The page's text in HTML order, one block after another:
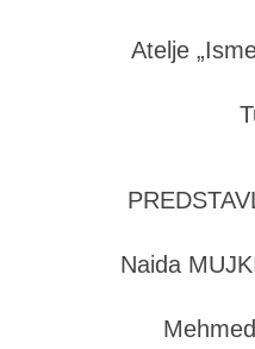
Atelje
Naida